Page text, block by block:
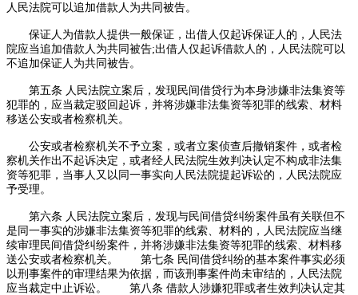
人民法院可以追加借款人为共同被告。
保证人为借款人提供一般保证，出借人仅起诉保证人的，人民法
院应当追加借款人为共同被告;出借人仅起诉借款人的，人民法院可以
不追加保证人为共同被告。
第五条 人民法院立案后，发现民间借贷行为本身涉嫌非法集资等
犯罪的，应当裁定驳回起诉，并将涉嫌非法集资等犯罪的线索、材料
移送公安或者检察机关。
公安或者检察机关不予立案，或者立案侦查后撤销案件，或者检
察机关作出不起诉决定，或者经人民法院生效判决认定不构成非法集
资等犯罪，当事人又以同一事实向人民法院提起诉讼的，人民法院应
予受理。
第六条 人民法院立案后，发现与民间借贷纠纷案件虽有关联但不
是同一事实的涉嫌非法集资等犯罪的线索、材料的，人民法院应当继
续审理民间借贷纠纷案件，并将涉嫌非法集资等犯罪的线索、材料移
送公安或者检察机关。 第七条 民间借贷纠纷的基本案件事实必须
以刑事案件的审理结果为依据，而该刑事案件尚未审结的，人民法院
应当裁定中止诉讼。 第八条 借款人涉嫌犯罪或者生效判决认定其